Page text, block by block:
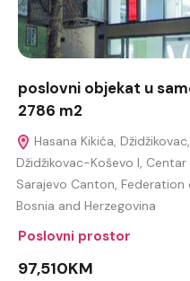
poslovni objekat u
2786 m2
Hasana Kikića,
Džidžikovac-Koševo I,
Sarajevo Canton, Federation
Bosnia and Herzegovina
Poslovni prostor
97,510KM